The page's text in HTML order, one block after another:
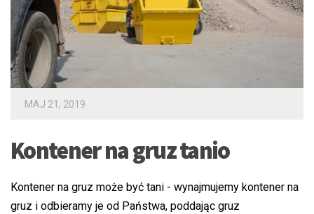
MAJ 21, 2019
Kontener na gruz tanio
Kontener na gruz może być tani - wynajmujemy kontener na
gruz i odbieramy je od Państwa, poddając gruz